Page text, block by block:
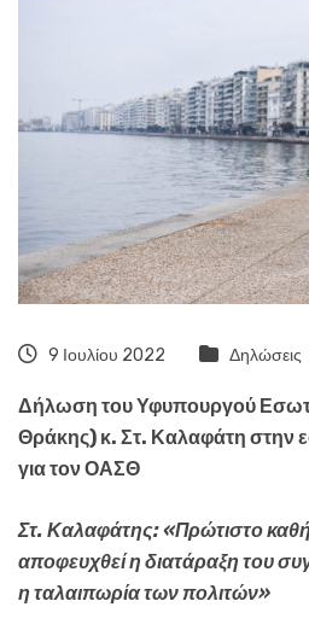
9 Ιουλίου 2022 Δηλώσεις
Δήλωση του Υφυπουργού
Θράκης) κ. Στ. Καλαφάτη στην
για τον ΟΑΣΘ
Στ. Καλαφάτης: «Πρώτιστο
αποφευχθεί η διατάραξη του
η ταλαιπωρία των πολιτών»